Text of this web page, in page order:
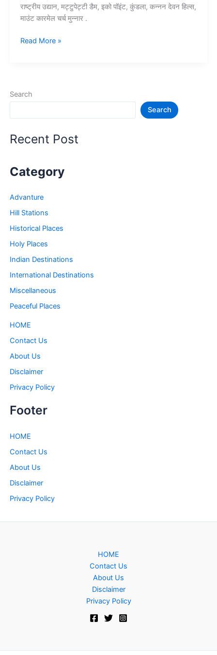
राष्ट्रीय उद्यान, मट्टुपेट्टी डैम, इको पॉइंट, कुंडला, कन्नन देवन हिल्स,
माउंट कारमेल चर्च मुन्नार .
10+
जगह
Places
Read More »
Search
Search
Recent Post
Category
Advanture
Hill Stations
Historical Places
Holy Places
Indian Destinations
International Destinations
Miscellaneous
Peaceful Places
HOME
Contact Us
About Us
Disclaimer
Privacy Policy
Footer
HOME
Contact Us
About Us
Disclaimer
Privacy Policy
HOME
Contact Us
About Us
Disclaimer
Privacy Policy